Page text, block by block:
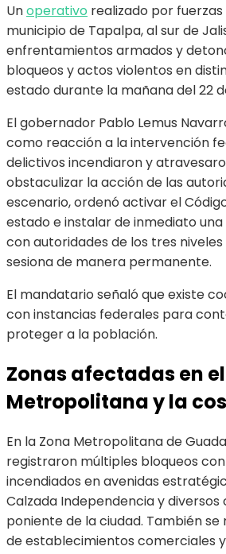
Unoperativo realizado por
municipio de Tapalpa, al sur de
enfrentamientos armados y
bloqueos y actos violentos en
estado durante la mañana del 22
El gobernador Pablo Lemus
como reacción a la intervención
delictivos incendiaron y
obstaculizar la acción de las
escenario, ordenó activar el
estado e instalar de inmediato una
con autoridades de los tres
sesiona de manera permanente.
El mandatario señaló que existe
con instancias federales para
proteger a la población.
Zonas afectadas en
Metropolitana y la
En la Zona Metropolitana de
registraron múltiples bloqueos
incendiados en avenidas
Calzada Independencia y diversos
poniente de la ciudad. También
de establecimientos comerciales